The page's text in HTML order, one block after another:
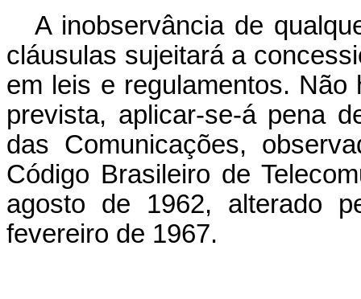
A inobservância de
cláusulas sujeitará a
em leis e regulamentos. Não
prevista, aplicar-se-á pena
das Comunicações,
Código Brasileiro de
agosto de 1962, alterado
fevereiro de 1967.